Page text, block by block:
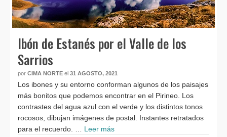
Ibón de Estanés por el Valle de los
Sarrios
por CIMA NORTE el 31 AGOSTO, 2021
Los ibones y su entorno conforman algunos de los paisajes
más bonitos que podemos encontrar en el Pirineo. Los
contrastes del agua azul con el verde y los distintos tonos
rocosos, dibujan imágenes de postal. Instantes retratados
para el recuerdo. … Leer más